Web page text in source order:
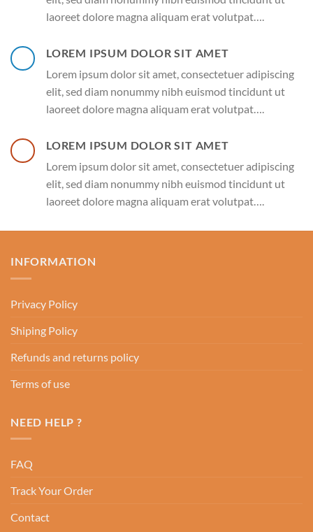
laoreet dolore magna aliquam erat volutpat….
LOREM IPSUM DOLOR SIT AMET
Lorem ipsum dolor sit amet, consectetuer adipiscing
elit, sed diam nonummy nibh euismod tincidunt ut
laoreet dolore magna aliquam erat volutpat….
LOREM IPSUM DOLOR SIT AMET
Lorem ipsum dolor sit amet, consectetuer adipiscing
elit, sed diam nonummy nibh euismod tincidunt ut
laoreet dolore magna aliquam erat volutpat….
INFORMATION
Privacy Policy
Shiping Policy
Refunds and returns policy
Terms of use
NEED HELP ?
FAQ
Track Your Order
Contact